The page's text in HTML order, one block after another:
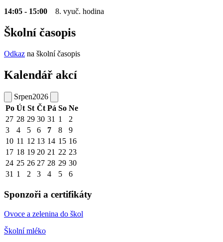
14:05 - 15:00 8. vyuč. hodina
Školní časopis
Odkaz na školní časopis
Kalendář akcí
Srpen2026
Po Út St Čt Pá So Ne
27 28 29 30 31 1
2
3
4 5 6 7 8
9
10 11 12 13 14 15 16
17 18 19 20 21 22 23
24 25 26 27 28 29 30
31 1 2 3 4 5 6
Sponzoři a certifikáty
Ovoce a zelenina do škol
Školní mléko